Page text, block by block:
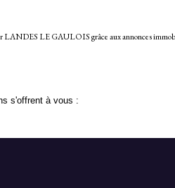
LANDES LE GAULOIS grâce aux annonces
s'offrent à vous :